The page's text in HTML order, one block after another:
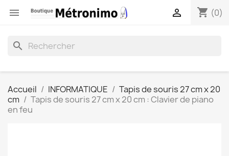
 shopping_cart (0)

search
Accueil INFORMATIQUE
Tapis de souris 27 cm x 20
cm
Tapis de souris 27 cm x 20 cm : Clavier de piano
en feu